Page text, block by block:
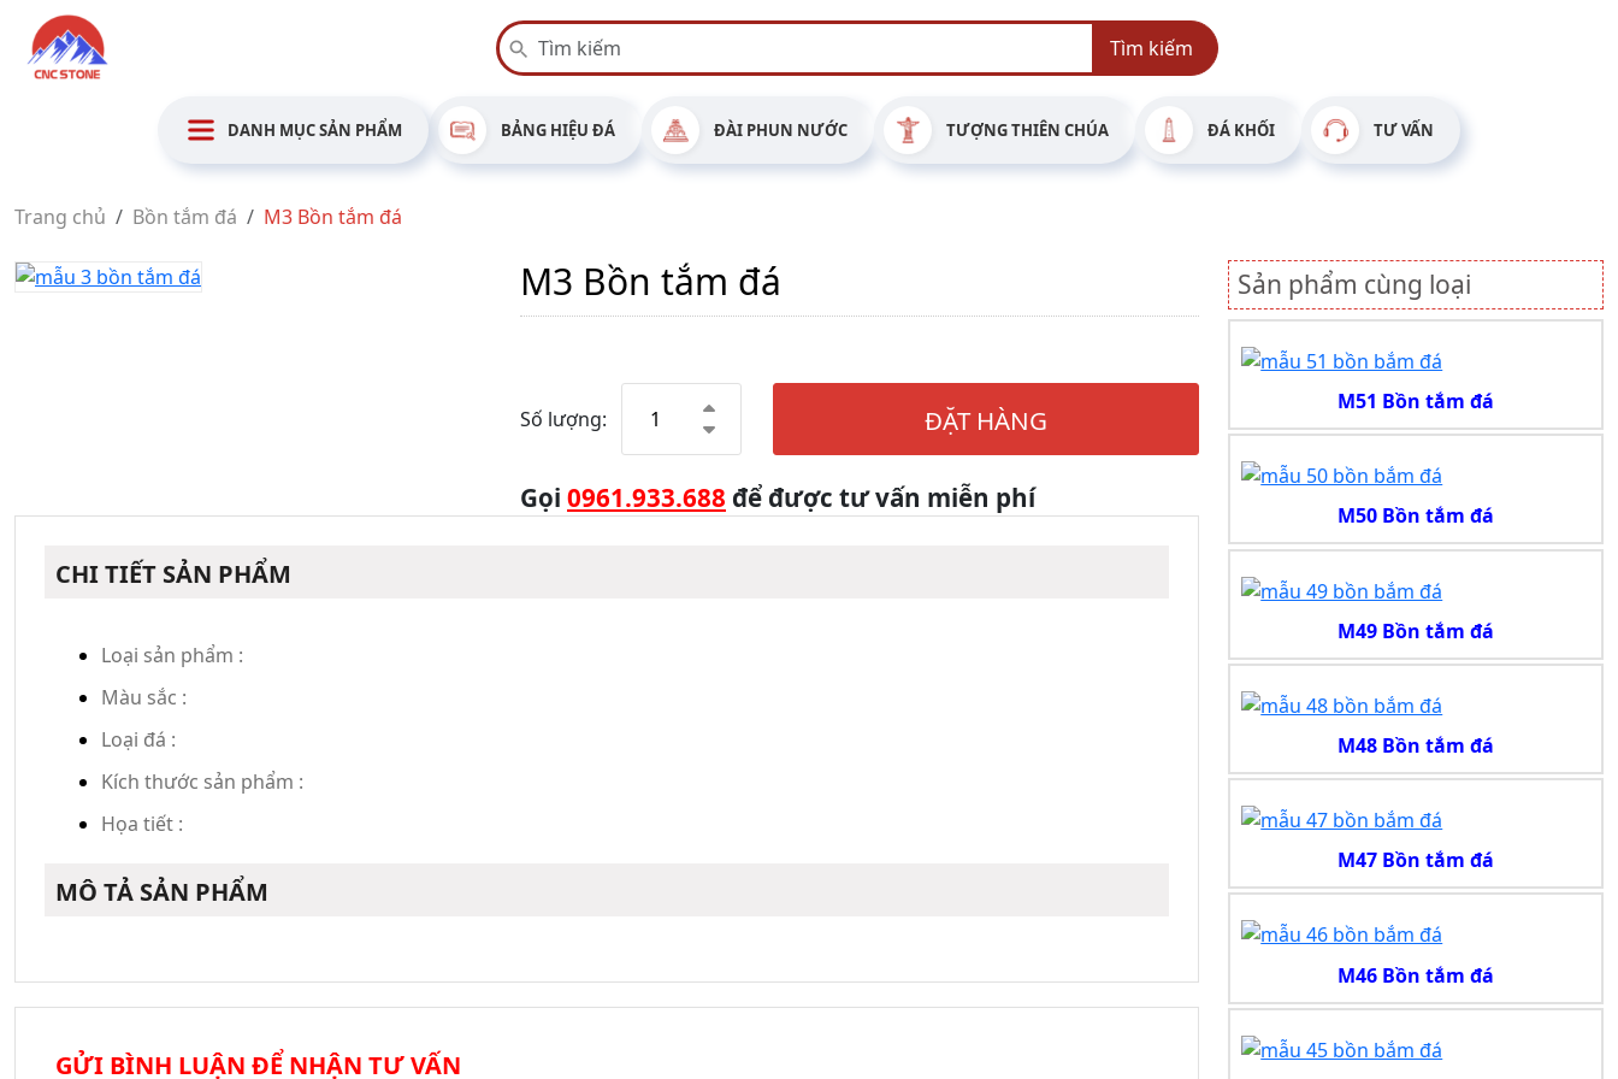
Tìm kiếm
DANH MỤC SẢN PHẨM BẢNG HIỆU ĐÁ ĐÀI PHUN NƯỚC TƯỢNG THIÊN CHÚA ĐÁ KHỐI TƯ VẤN
Trang chủ Bồn tắm đá M3 Bồn tắm đá
M3 Bồn tắm đá
Số lượng: ĐẶT HÀNG
Gọi 0961.933.688 để được tư vấn miễn phí
CHI TIẾT SẢN PHẨM
Loại sản phẩm :
Màu sắc :
Loại đá :
Kích thước sản phẩm :
Họa tiết :
MÔ TẢ SẢN PHẨM
GỬI BÌNH LUẬN ĐỂ NHẬN TƯ VẤN
Sản phẩm cùng loại
M51 Bồn tắm đá
M50 Bồn tắm đá
M49 Bồn tắm đá
M48 Bồn tắm đá
M47 Bồn tắm đá
M46 Bồn tắm đá